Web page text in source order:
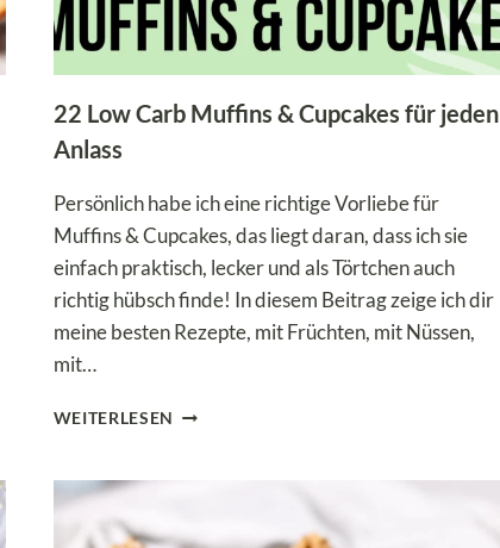
22 Low Carb Muffins & Cupcakes für jeden
Anlass
Persönlich habe ich eine richtige Vorliebe für
Muffins & Cupcakes, das liegt daran, dass ich sie
einfach praktisch, lecker und als Törtchen auch
richtig hübsch finde! In diesem Beitrag zeige ich dir
meine besten Rezepte, mit Früchten, mit Nüssen,
mit…
WEITERLESEN 22
CUPCAKES